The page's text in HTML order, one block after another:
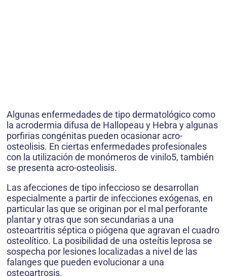
Algunas enfermedades de tipo dermatológico como
la acrodermia difusa de Hallopeau y Hebra y algunas
porfirias congénitas pueden ocasionar acro-
osteolisis. En ciertas enfermedades profesionales
con la utilización de monómeros de vinilo5, también
se presenta acro-osteolisis.
Las afecciones de tipo infeccioso se desarrollan
especialmente a partir de infecciones exógenas, en
particular las que se originan por el mal perforante
plantar y otras que son secundarias a una
osteoartritis séptica o piógena que agravan el cuadro
osteolítico. La posibilidad de una osteítis leprosa se
sospecha por lesiones localizadas a nivel de las
falanges que pueden evolucionar a una
osteoartrosis.